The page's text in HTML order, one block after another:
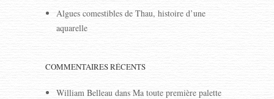
Algues comestibles de Thau, histoire d’une
aquarelle
COMMENTAIRES RÉCENTS
William Belleau dansMa toute première palette